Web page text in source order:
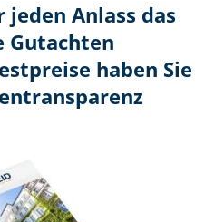
Anlass das
Gutachten
haben Sie